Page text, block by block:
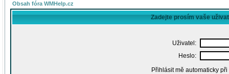
Obsah fóra WMHelp.cz
Zadejte prosím vaše
Uživatel:
Heslo:
Přihlásit mě automaticky